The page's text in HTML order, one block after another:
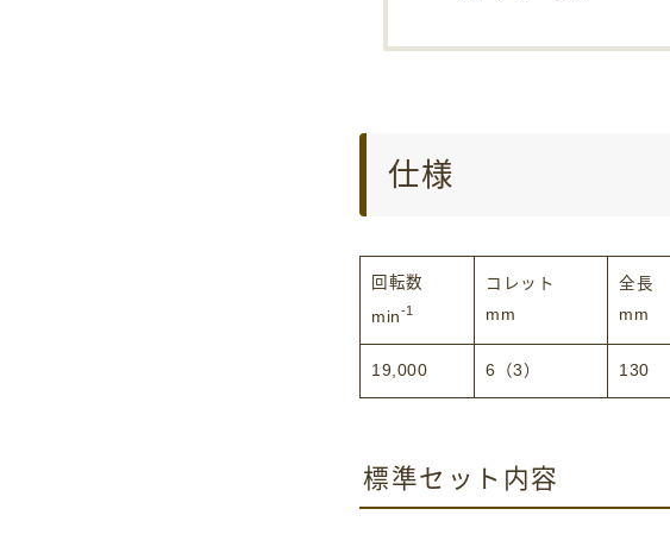
仕様
回転数
min-1
コレット
mm
全長
mm
19,000 6（3） 130
標準セット内容